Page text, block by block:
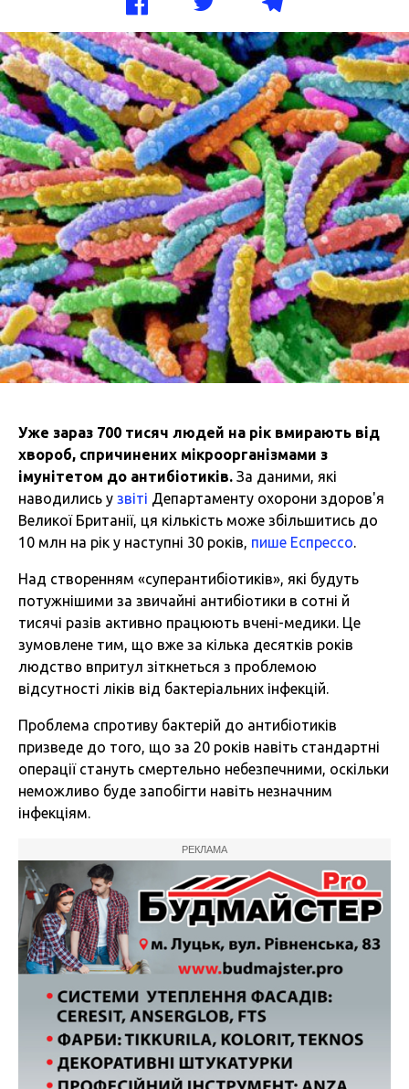
Уже зараз 700 тисяч людей на рік вмирають від
хвороб, спричинених мікроорганізмами з
імунітетом до антибіотиків. За даними, які
наводились у звіті Департаменту охорони здоров'я
Великої Британії, ця кількість може збільшитись до
10 млн на рік у наступні 30 років, пише Еспрессо.
Над створенням «суперантибіотиків», які будуть
потужнішими за звичайні антибіотики в сотні й
тисячі разів активно працюють вчені-медики. Це
зумовлене тим, що вже за кілька десятків років
людство впритул зіткнеться з проблемою
відсутності ліків від бактеріальних інфекцій.
Проблема спротиву бактерій до антибіотиків
призведе до того, що за 20 років навіть стандартні
операції стануть смертельно небезпечними, оскільки
неможливо буде запобігти навіть незначним
інфекціям.
РЕКЛАМА